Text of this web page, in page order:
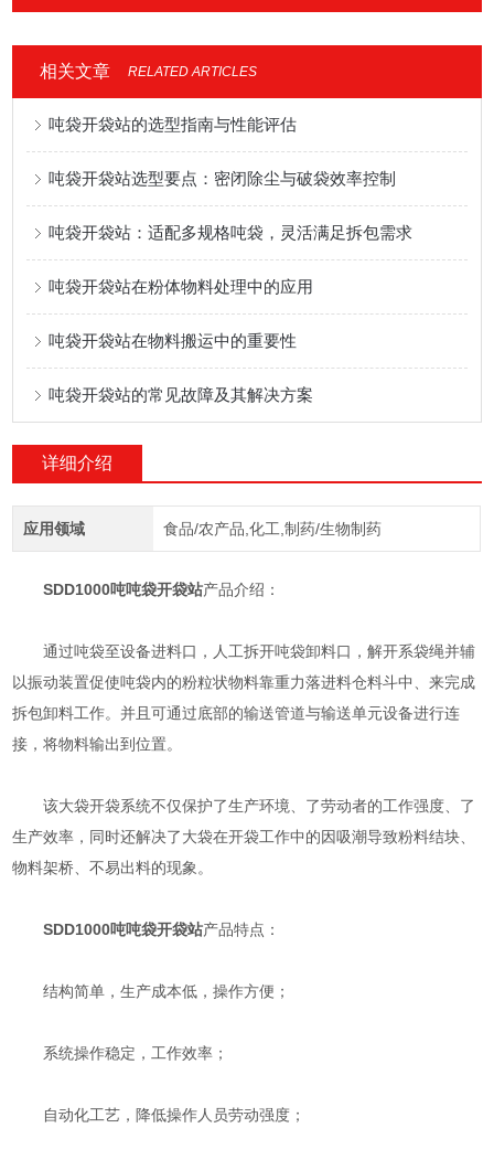
相关文章 RELATED ARTICLES
吨袋开袋站的选型指南与性能评估
吨袋开袋站选型要点：密闭除尘与破袋效率控制
吨袋开袋站：适配多规格吨袋，灵活满足拆包需求
吨袋开袋站在粉体物料处理中的应用
吨袋开袋站在物料搬运中的重要性
吨袋开袋站的常见故障及其解决方案
详细介绍
应用领域 食品/农产品,化工,制药/生物制药
SDD1000吨吨袋开袋站产品介绍：
通过吨袋至设备进料口，人工拆开吨袋卸料口，解开系袋绳并辅
以振动装置促使吨袋内的粉粒状物料靠重力落进料仓料斗中、来完成
拆包卸料工作。并且可通过底部的输送管道与输送单元设备进行连
接，将物料输出到位置。
该大袋开袋系统不仅保护了生产环境、了劳动者的工作强度、了
生产效率，同时还解决了大袋在开袋工作中的因吸潮导致粉料结块、
物料架桥、不易出料的现象。
SDD1000吨吨袋开袋站产品特点：
结构简单，生产成本低，操作方便；
系统操作稳定，工作效率；
自动化工艺，降低操作人员劳动强度；